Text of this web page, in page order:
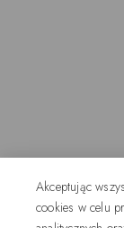
Akceptując
cookies w celu